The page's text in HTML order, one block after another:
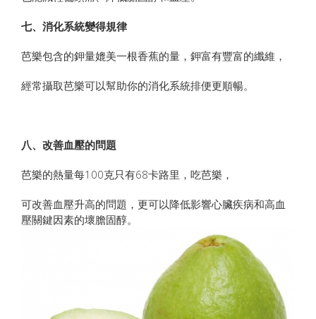
七、消化系統變得規律
芭樂包含的鉀量媲美一根香蕉的量，鉀富有豐富的纖維，
經常攝取芭樂可以幫助你的消化系統排便更順暢。
八、改善血壓的問題
芭樂的熱量每100克只有68卡路里，吃芭樂，
可改善血壓升高的問題，更可以降低影響心臟疾病和高血
壓關鍵因素的壞膽固醇。